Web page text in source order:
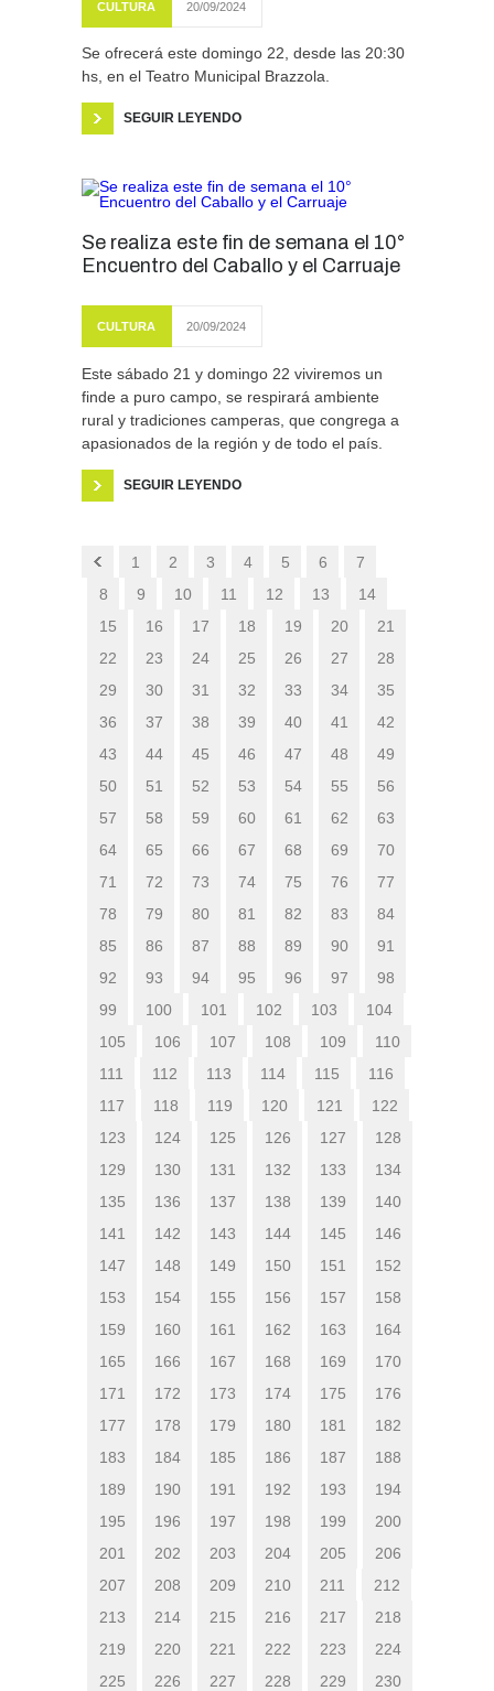
CULTURA 20/09/2024
Se ofrecerá este domingo 22, desde las 20:30
hs, en el Teatro Municipal Brazzola.
SEGUIR LEYENDO
Se realiza este fin de semana el 10°
Encuentro del Caballo y el Carruaje
CULTURA 20/09/2024
Este sábado 21 y domingo 22 viviremos un
finde a puro campo, se respirará ambiente
rural y tradiciones camperas, que congrega a
apasionados de la región y de todo el país.
SEGUIR LEYENDO
1 2 3 4 5 6
7
8
9 10 11 12 13
14
15
16 17 18 19 20
21
22
23 24 25 26 27
28
29
30 31 32 33 34
35
36
37 38 39 40 41
42
43
44 45 46 47 48
49
50
51 52 53 54 55
56
57
58 59 60 61 62
63
64
65 66 67 68 69
70
71
72 73 74 75 76
77
78
79 80 81 82 83
84
85
86 87 88 89 90
91
92
93 94 95 96 97
98
99
100 101 102 103
104
105
106 107 108 109
110
111
112 113 114 115
116
117
118 119 120 121
122
123
124 125 126 127
128
129
130 131 132 133
134
135
136 137 138 139
140
141
142 143 144 145
146
147
148 149 150 151
152
153
154 155 156 157
158
159
160 161 162 163
164
165
166 167 168 169
170
171
172 173 174 175
176
177
178 179 180 181
182
183
184 185 186 187
188
189
190 191 192 193
194
195
196 197 198 199
200
201
202 203 204 205
206
207
208 209 210 211
212
213
214 215 216 217
218
219
220 221 222 223
224
225
226 227 228 229
230